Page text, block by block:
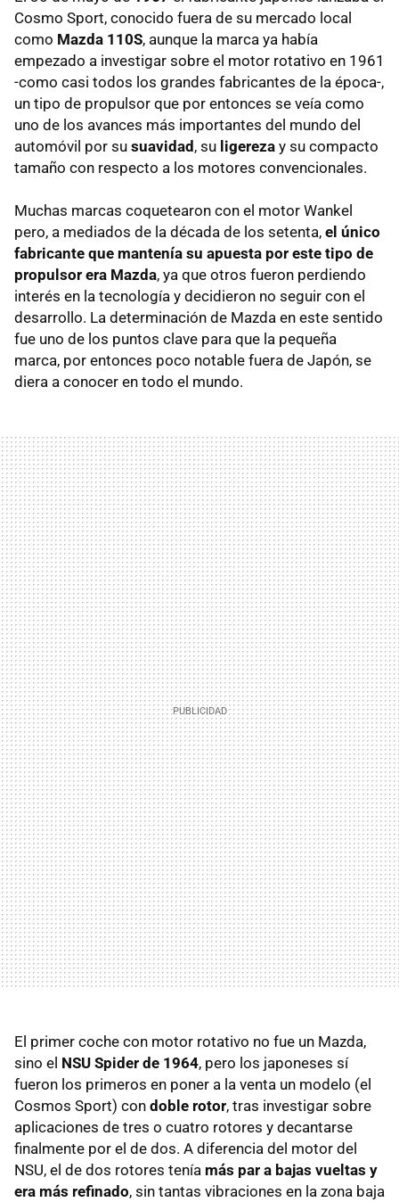
Cosmo Sport, conocido fuera de su mercado local
como Mazda 110S, aunque la marca ya había
empezado a investigar sobre el motor rotativo en 1961
-como casi todos los grandes fabricantes de la época-,
un tipo de propulsor que por entonces se veía como
uno de los avances más importantes del mundo del
automóvil por su suavidad , su ligereza y su compacto
tamaño con respecto a los motores convencionales.
Muchas marcas coquetearon con el motor Wankel
pero, a mediados de la década de los setenta, el único
fabricante que mantenía su apuesta por este tipo de
propulsor era Mazda, ya que otros fueron perdiendo
interés en la tecnología y decidieron no seguir con el
desarrollo. La determinación de Mazda en este sentido
fue uno de los puntos clave para que la pequeña
marca, por entonces poco notable fuera de Japón, se
diera a conocer en todo el mundo.
El primer coche con motor rotativo no fue un Mazda,
sino el NSU Spider de 1964, pero los japoneses sí
fueron los primeros en poner a la venta un modelo (el
Cosmos Sport) con doble rotor, tras investigar sobre
aplicaciones de tres o cuatro rotores y decantarse
finalmente por el de dos. A diferencia del motor del
NSU, el de dos rotores tenía más par a bajas vueltas y
era más refinado, sin tantas vibraciones en la zona baja